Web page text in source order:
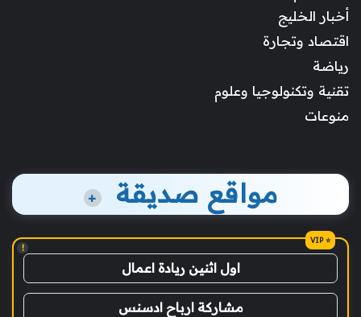
أخبار الخليج
اقتصاد وتجارة
رياضة
تقنية وتكنولوجيا وعلوم
منوعات
مواقع صديقة +
!
اول اثنين ريادة اعمال
مشاركة ارباح ادسنس